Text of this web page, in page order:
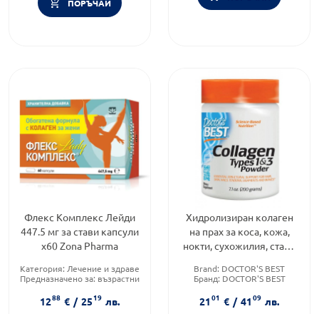
ПОРЪЧАЙ
Флекс Kомплекс Лейди
447.5 мг за стави капсули
х60 Zona Pharmа
Категория: Лечение и здраве
Предназначено за: възрастни
1288 € / 2519 лв.
Хидролизиран колаген
на прах за коса, кожа,
нокти, сухожилия, стави
Brand: DOCTOR'S BEST
Бранд: DOCTOR'S BEST
2101 € / 4109 лв.